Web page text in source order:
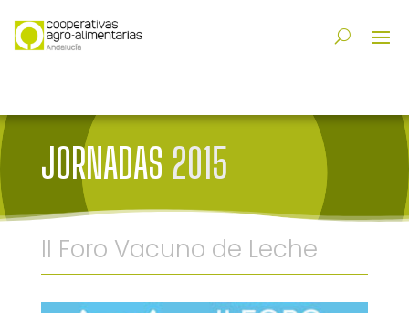
JORNADAS 2015
II Foro Vacuno de Leche